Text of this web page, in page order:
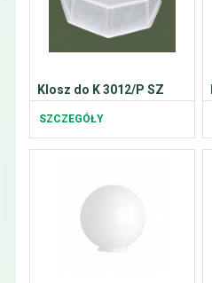
Klosz do K 3012/P SZ
SZCZEGÓŁY